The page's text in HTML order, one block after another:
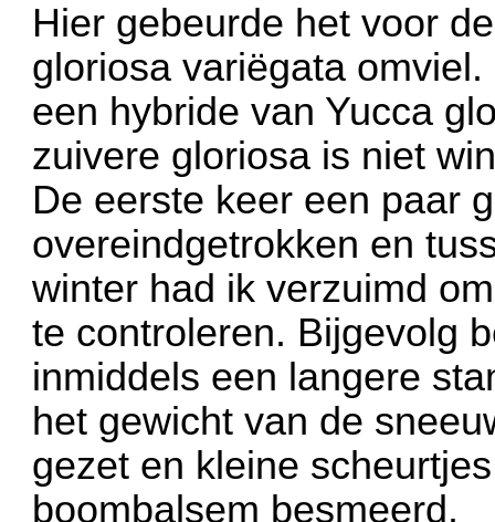
Hier gebeurde het voor
gloriosa variëgata
een hybride van Yucca
zuivere gloriosa is niet
De eerste keer een paar
overeindgetrokken en
winter had ik verzuimd
te controleren. Bijgevolg
inmiddels een langere
het gewicht van de
gezet en kleine
boombalsem besmeerd.